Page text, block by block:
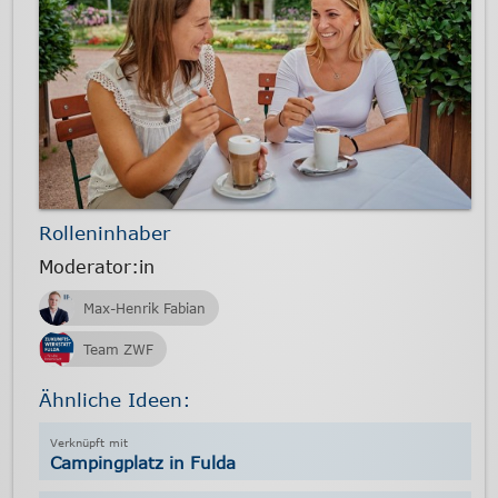
Rolleninhaber
Moderator:in
Max-Henrik Fabian
Team ZWF
Ähnliche Ideen:
Campingplatz in Fulda